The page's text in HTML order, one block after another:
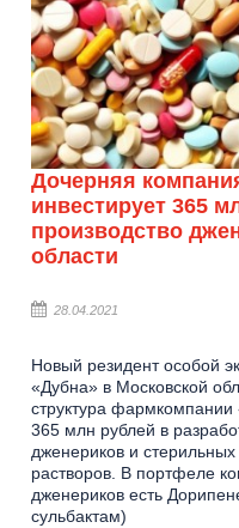
Дочерняя
инвестирует 365
производство
области
28.04.2021
Новый резидент особой
«Дубна» в Московской
структура
365 млн рублей в
дженериков и
растворов. В портфеле
дженериков есть
сульбактам)